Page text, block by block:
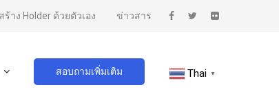
สร้าง Holder ด้วยตัวเอง ข่าวสาร
สอบถามเพิ่มเติม Thai ▼